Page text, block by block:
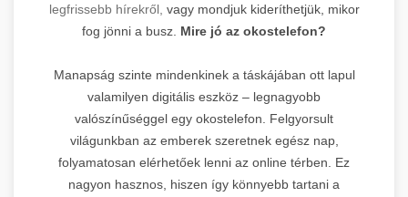
legfrissebb hírekről, vagy mondjuk kideríthetjük, mikor
fog jönni a busz. Mire jó az okostelefon?
Manapság szinte mindenkinek a táskájában ott lapul
valamilyen digitális eszköz – legnagyobb
valószínűséggel egy okostelefon. Felgyorsult
világunkban az emberek szeretnek egész nap,
folyamatosan elérhetőek lenni az online térben. Ez
nagyon hasznos, hiszen így könnyebb tartani a